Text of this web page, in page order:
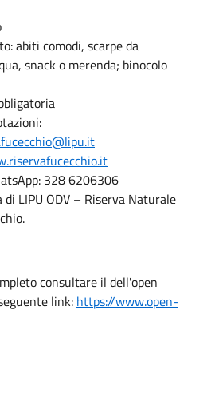
abiti comodi, scarpe da
snack o merenda; binocolo
328 6206306
LIPU ODV – Riserva Naturale
consultare il dell'open
link: https://www.open-